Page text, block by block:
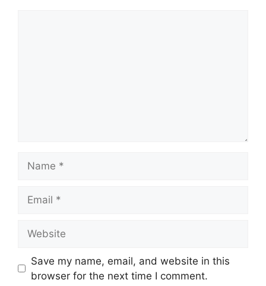
Save my name, email, and website in this
browser for the next time I comment.